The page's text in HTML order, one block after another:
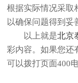
根据实际情况采取
以确保问题得到妥
以上就是北京
彩内容。如果您还
可以拨打页面400